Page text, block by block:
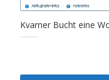
Kvarner Bucht eine